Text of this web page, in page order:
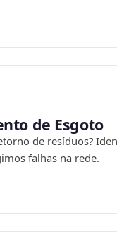
de Esgoto
de resíduos?
falhas na rede.